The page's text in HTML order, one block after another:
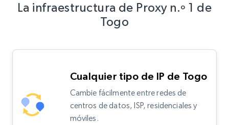
La infraestructura de Proxy n.º 1 de
Togo
Cualquier tipo de IP de Togo
Cambie fácilmente entre redes de
centros de datos, ISP, residenciales y
móviles.